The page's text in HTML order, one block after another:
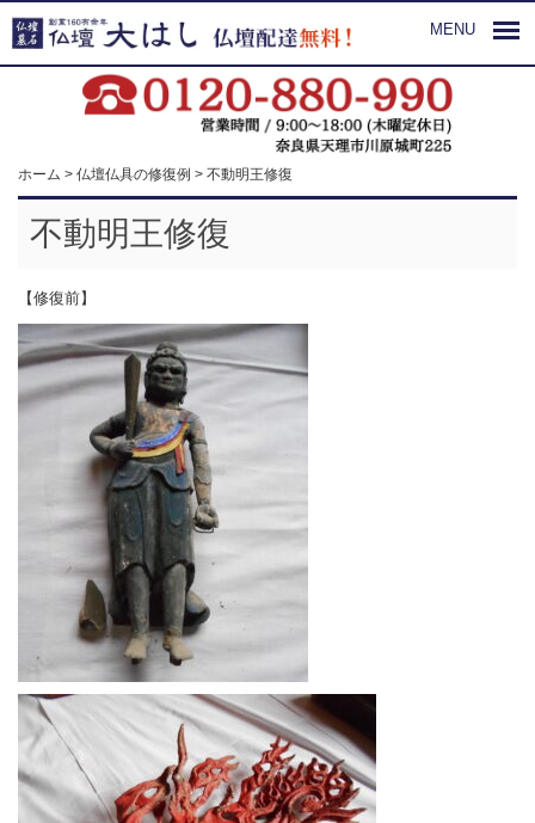
MENU
ホーム > 仏壇仏具の修復例 > 不動明王修復
不動明王修復
【修復前】